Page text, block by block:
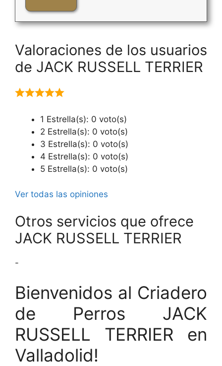
Valoraciones de los usuarios
de JACK RUSSELL TERRIER
1 Estrella(s): 0 voto(s)
2 Estrella(s): 0 voto(s)
3 Estrella(s): 0 voto(s)
4 Estrella(s): 0 voto(s)
5 Estrella(s): 0 voto(s)
Ver todas las opiniones
Otros servicios que ofrece
JACK RUSSELL TERRIER
-
Bienvenidos al Criadero
de Perros JACK
RUSSELL TERRIER en
Valladolid!